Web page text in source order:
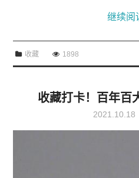
藏行业的人来说，必须要有很
继续阅
收藏 1898
收藏打卡！百年百
2021.10.18